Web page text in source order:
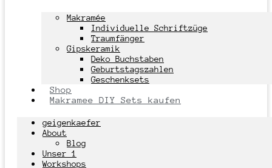
Makramée
Individuelle Schriftzüge
Traumfänger
Gipskeramik
Deko Buchstaben
Geburtstagszahlen
Geschenksets
Shop
Makramee DIY Sets kaufen
geigenkaefer
About
Blog
Unser 1
Workshops